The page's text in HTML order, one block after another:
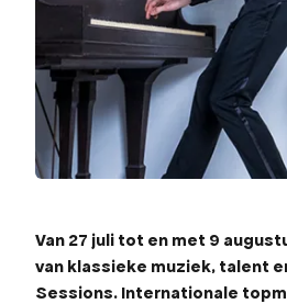
Van 27 juli tot en met 9
van klassieke muziek, talent
Sessions. Internationale